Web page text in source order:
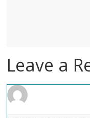
Leave a